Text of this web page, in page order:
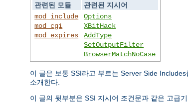
관련된 모듈
관련된 지시어
mod_include
mod_cgi
mod_expires
Options
XBitHack
AddType
SetOutputFilter
BrowserMatchNoCase
이 글은 보통 SSI라고 부르는 Server Side
소개한다.
이 글의 뒷부분은 SSI 지시어 조건문과 같은 고급